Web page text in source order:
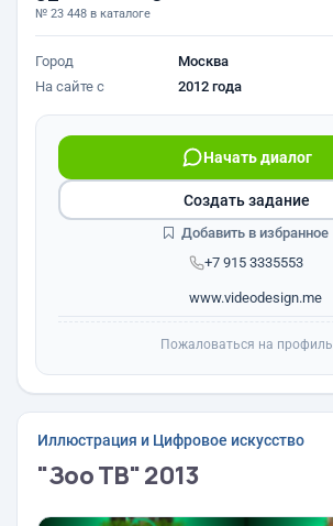
№ 23 448 в каталоге
Город
Москва
На сайте с
2012 года
+7 915 3335553
Начать диалог
www.videodesign.me
Создать задание
Добавить в избранное
Пожаловаться на профиль
Иллюстрация и Цифровое искусство
"Зоо ТВ" 2013